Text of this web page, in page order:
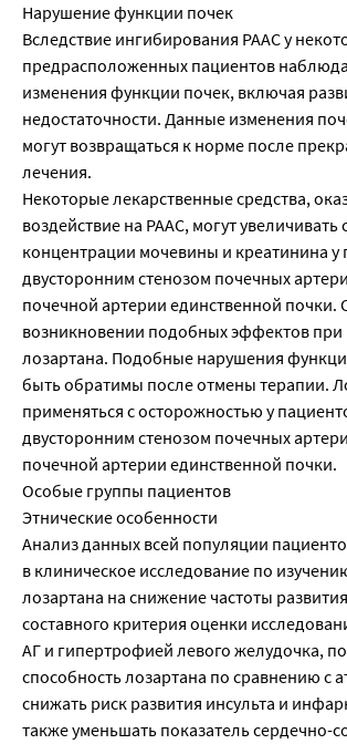
Нарушение функции почек
Вследствие ингибирования РААС у
предрасположенных пациентов
изменения функции почек, включая
недостаточности. Данные изменения
могут возвращаться к норме после
лечения.
Некоторые лекарственные средства,
воздействие на РААС, могут
концентрации мочевины и креатинина у
двусторонним стенозом почечных
почечной артерии единственной почки.
возникновении подобных эффектов
лозартана. Подобные нарушения
быть обратимы после отмены терапии.
применяться с осторожностью у
двусторонним стенозом почечных
почечной артерии единственной почки.
Особые группы пациентов
Этнические особенности
Анализ данных всей популяции
в клиническое исследование по
лозартана на снижение частоты
составного критерия оценки
АГ и гипертрофией левого желудочка,
способность лозартана по сравнению с
снижать риск развития инсульта и
также уменьшать показатель сердечно-